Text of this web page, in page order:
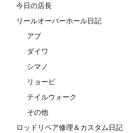
今日の店長
リールオーバーホール日記
アブ
ダイワ
シマノ
リョービ
テイルウォーク
その他
ロッドリペア修理＆カスタム日記